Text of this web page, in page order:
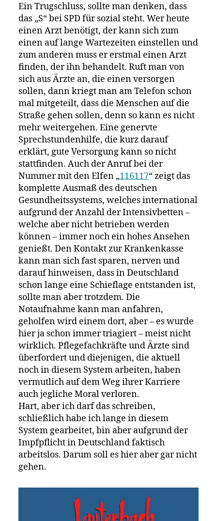
Praxen
aus
damit
Ein Trugschluss, sollte man denken, dass
das „S“ bei SPD für sozial steht. Wer heute
einen Arzt benötigt, der kann sich zum
einen auf lange Wartezeiten einstellen und
zum anderen muss er erstmal einen Arzt
finden, der ihn behandelt. Ruft man von
sich aus Ärzte an, die einen versorgen
sollen, dann kriegt man am Telefon schon
mal mitgeteilt, dass die Menschen auf die
Straße gehen sollen, denn so kann es nicht
mehr weitergehen. Eine genervte
Sprechstundenhilfe, die kurz darauf
erklärt, gute Versorgung kann so nicht
stattfinden. Auch der Anruf bei der
Nummer mit den Elfen „116117“ zeigt das
komplette Ausmaß des deutschen
Gesundheitssystems, welches international
aufgrund der Anzahl der Intensivbetten –
welche aber nicht betrieben werden
können – immer noch ein hohes Ansehen
genießt. Den Kontakt zur Krankenkasse
kann man sich fast sparen, nerven und
darauf hinweisen, dass in Deutschland
schon lange eine Schieflage entstanden ist,
sollte man aber trotzdem. Die
Notaufnahme kann man anfahren,
geholfen wird einem dort, aber – es wurde
hier ja schon immer triagiert – meist nicht
wirklich. Pflegefachkräfte und Ärzte sind
überfordert und diejenigen, die aktuell
noch in diesem System arbeiten, haben
vermutlich auf dem Weg ihrer Karriere
auch jegliche Moral verloren.
Hart, aber ich darf das schreiben,
schließlich habe ich lange in diesem
System gearbeitet, bin aber aufgrund der
Impfpflicht in Deutschland faktisch
arbeitslos. Darum soll es hier aber gar nicht
gehen.